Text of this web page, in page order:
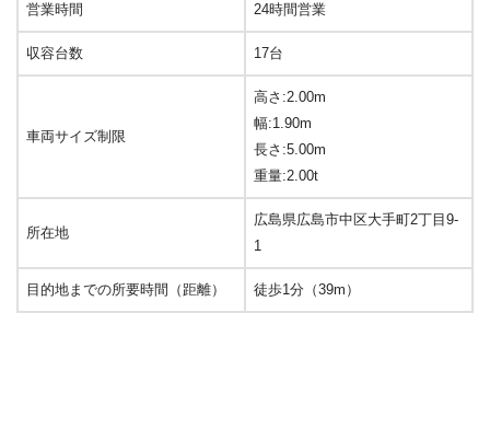
営業時間 24時間営業
収容台数 17台
車両サイズ制限
高さ:2.00m
幅:1.90m
長さ:5.00m
重量:2.00t
所在地
広島県広島市中区大手町2丁目9-
1
目的地までの所要時間（距離） 徒歩1分（39m）